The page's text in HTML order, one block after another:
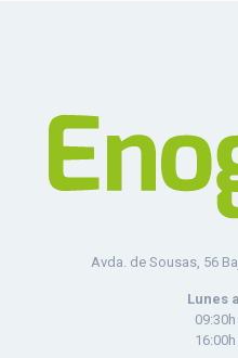
Avda. de Sousas, 56
Lunes